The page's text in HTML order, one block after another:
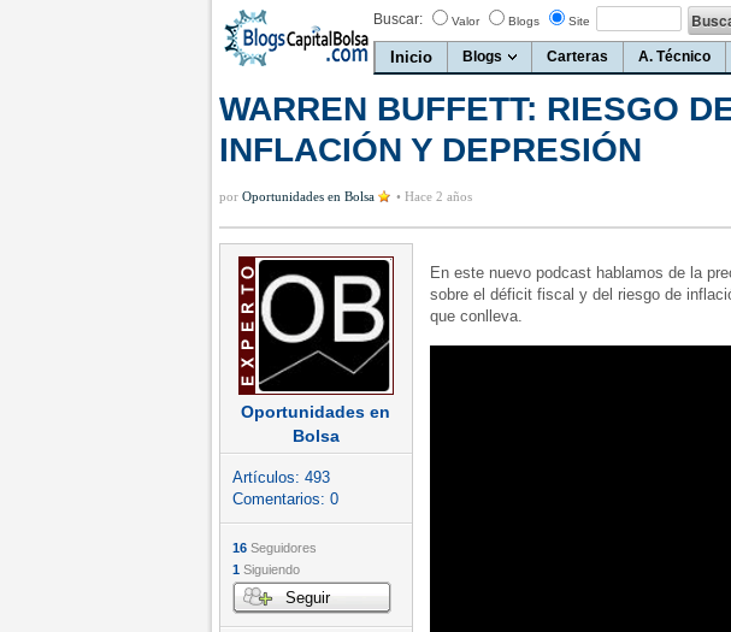
Buscar: Valor Blogs Site
Inicio Blogs Carteras A. Técnico
WARREN BUFFETT: RIESGO
INFLACIÓN Y DEPRESIÓN
por Oportunidades en Bolsa • Hace 2 años
Oportunidades en
Bolsa
Artículos: 493
Comentarios: 0
16 Seguidores
1 Siguiendo
Seguir
En este nuevo podcast hablamos de la
sobre el déficit fiscal y del riesgo de
que conlleva.